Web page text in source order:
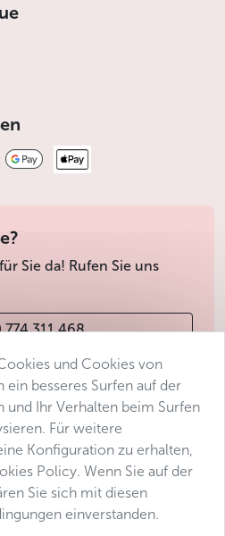
Sie da! Rufen Sie uns
311 468
prague.cz
und Cookies von
besseres Surfen auf der
Ihr Verhalten beim Surfen
Für weitere
Konfiguration zu erhalten,
Policy. Wenn Sie auf der
Sie sich mit diesen
einverstanden.